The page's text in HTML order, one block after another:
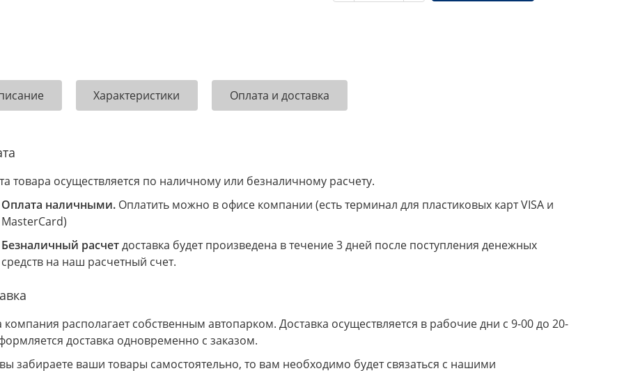
Характеристики Оплата и доставка
товара осуществляется по наличному или безналичному расчету.
Оплата наличными. Оплатить можно в офисе компании (есть терминал для пластиковых карт VISA и
MasterCard)
Безналичный расчетдоставка будет произведена в течение 3 дней после поступления денежных
средств на наш расчетный счет.
располагает собственным автопарком. Доставка осуществляется в рабочие дни с 9-00 до 20-
доставка одновременно с заказом.
забираете ваши товары самостоятельно, то вам необходимо будет связаться с нашими